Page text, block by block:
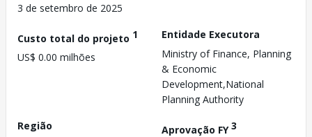
3 de setembro de 2025
Custo total do projeto 1
US$ 0.00 milhões
Entidade Executora
Ministry of Finance, Planning
& Economic
Development,National
Planning Authority
Região
Aprovação FY3